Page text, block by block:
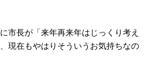
市長が「来年再来年はじっくり考え
現在もやはりそういうお気持ちなの